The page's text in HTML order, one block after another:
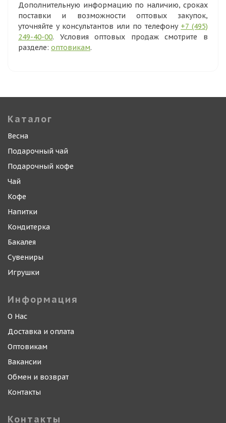
Дополнительную информацию по наличию, сроках
поставки и возможности оптовых закупок,
уточняйте у консультантов или по телефону +7 (495)
249-40-00. Условия оптовых продаж смотрите в
разделе: оптовикам.
Каталог
Весна
Подарочный чай
Подарочный кофе
Чай
Кофе
Напитки
Кондитерка
Бакалея
Сувениры
Игрушки
Информация
О Нас
Доставка и оплата
Оптовикам
Вакансии
Обмен и возврат
Контакты
Контакты